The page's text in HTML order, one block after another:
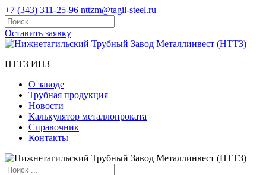
+7 (343) 311-25-96 nttzm@tagil-steel.ru
Оставить заявку
НТТЗ ИНЗ
О заводе
Трубная продукция
Новости
Калькулятор металлопроката
Справочник
Контакты